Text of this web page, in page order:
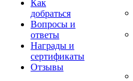
Как
добраться
Вопросы и
ответы
Награды и
сертификаты
Отзывы